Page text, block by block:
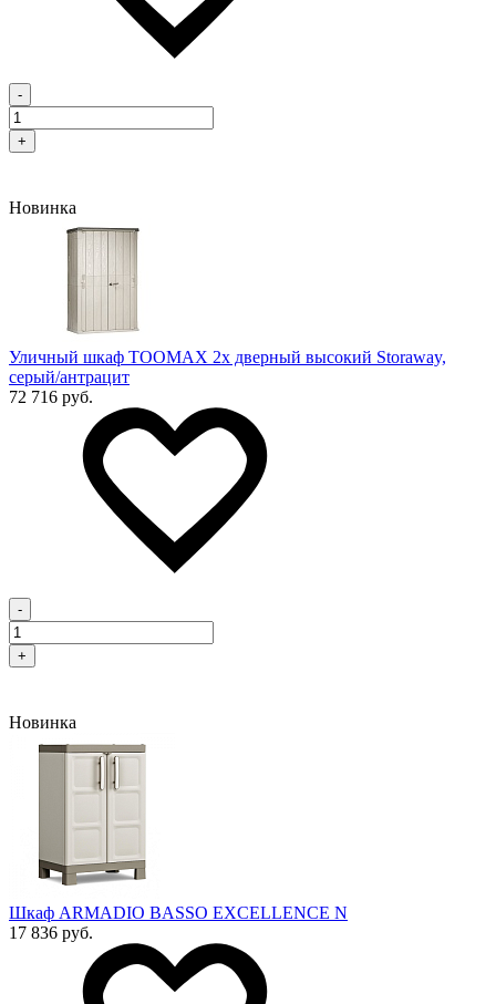
-
+
Новинка
Уличный шкаф TOOMAX 2х дверный высокий Storaway,
серый/антрацит
72 716 руб.
-
+
Новинка
Шкаф ARMADIO BASSO EXCELLENCE N
17 836 руб.